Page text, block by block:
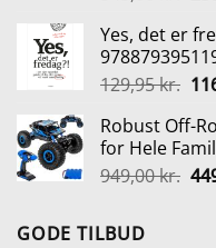
Yes, det er
129,95kr.
Robust Off-
for Hele
949,00kr.
GODE TILBUD